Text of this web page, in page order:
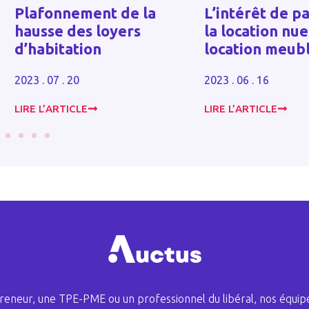
L’intérêt de passer de
la location nue à la
location meublée
2023 . 06 . 16
LIRE L’ARTICLE
et impôts
étendue de
d’attraction
LIRE L’ARTICLE
une TPE-PME ou un professionnel du libéral, nos